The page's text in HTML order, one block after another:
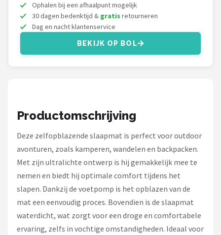
Campingaz
Alle merken →
Ophalen bij een afhaalpunt mogelijk
30 dagen bedenktijd & gratis retourneren
Dag en nacht klantenservice
BEKIJK OP BOL
Productomschrijving
Deze zelfopblazende slaapmat is perfect voor outdoor
avonturen, zoals kamperen, wandelen en backpacken.
Met zijn ultralichte ontwerp is hij gemakkelijk mee te
nemen en biedt hij optimale comfort tijdens het
slapen. Dankzij de voetpomp is het opblazen van de
mat een eenvoudig proces. Bovendien is de slaapmat
waterdicht, wat zorgt voor een droge en comfortabele
ervaring, zelfs in vochtige omstandigheden. Ideaal voor